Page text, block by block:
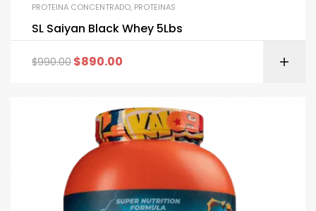
PROTEINA CONCENTRADO, PROTEINAS
SL Saiyan Black Whey 5Lbs
$990.00 $890.00